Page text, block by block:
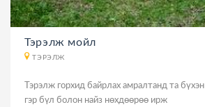
Тэрэлж мойл
ТЭРЭЛЖ
Тэрэлж горхид байрлах амралтанд та бүхэн
гэр бүл болон найз нөхдөөрөө ирж